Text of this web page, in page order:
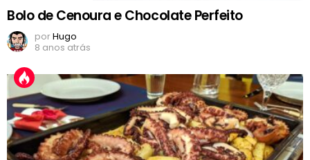
Bolo de Cenoura e Chocolate Perfeito
porHugo
8 anos atrás